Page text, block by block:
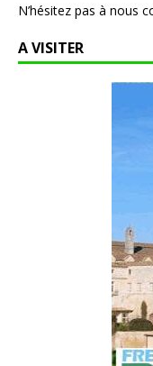
N’hésitez pas à nous
A VISITER